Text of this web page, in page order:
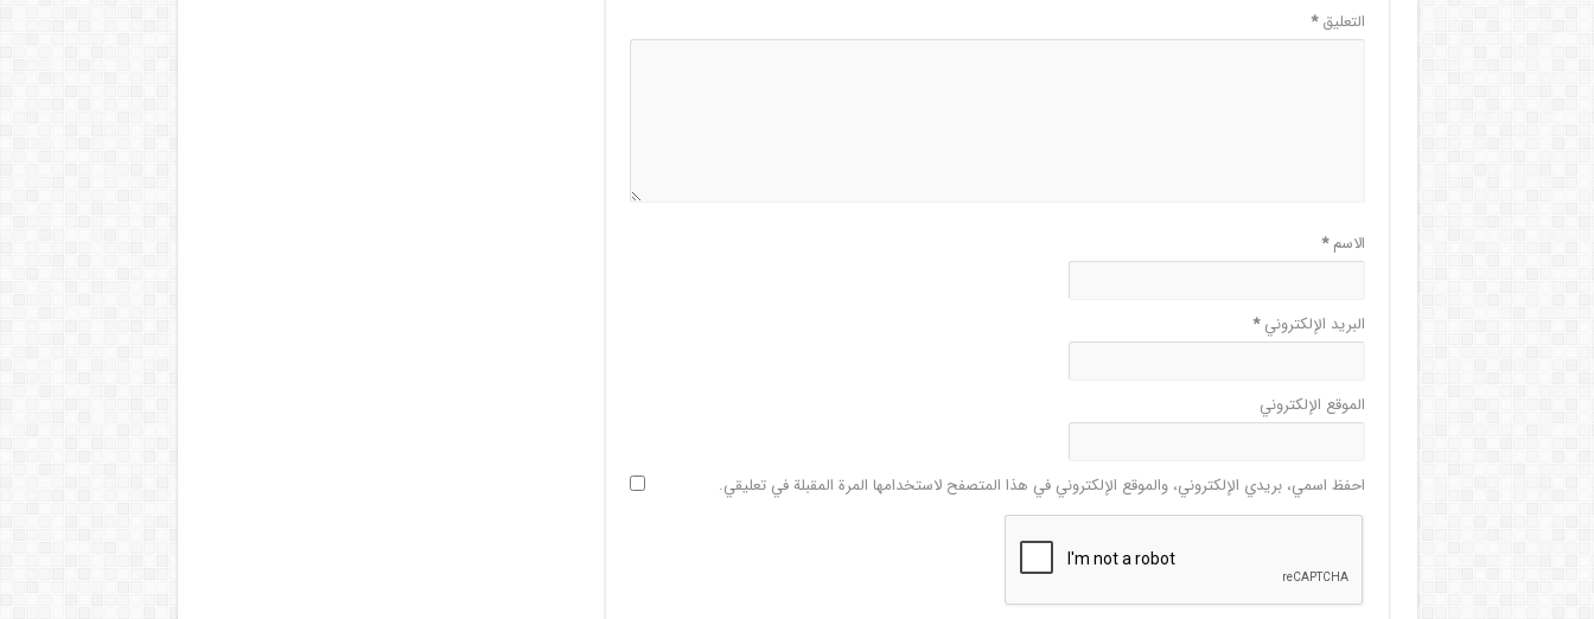
التعليق*
الاسم*
البريد الإلكتروني*
الموقع الإلكتروني
احفظ اسمي، بريدي الإلكتروني، والموقع الإلكتروني في هذا المتصفح لاستخدامها المرة المقبلة في تعليقي.